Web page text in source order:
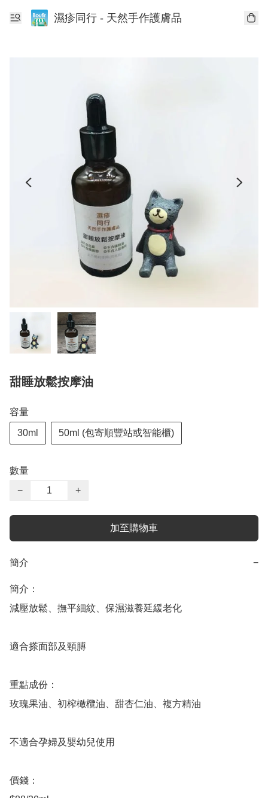
濕疹同行 - 天然手作護膚品
甜睡放鬆按摩油
容量
30ml 50ml (包寄順豐站或智能櫃)
數量
−
+
加至購物車
簡介 −
簡介：
減壓放鬆、撫平細紋、保濕滋養延緩老化
適合搽面部及頸膊
重點成份：
玫瑰果油、初榨橄欖油、甜杏仁油、複方精油
不適合孕婦及嬰幼兒使用
價錢：